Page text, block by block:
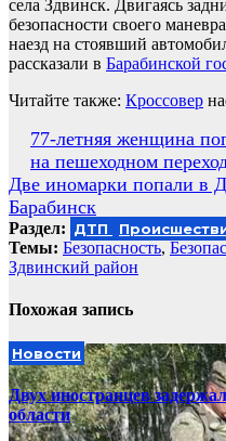
села Здвинск. Двигаясь
безопасности своего
наезд на стоявший
рассказали в Барабинской
Читайте также: Кроссовер
Навигация
по
записям
77-летняя женщина
на пешеходном
Две иномарки попали в
Барабинск
Раздел: ДТП
Темы: Безопасность,
Здвинский район
Похожая запись
Новости
Двух иностранцев
области